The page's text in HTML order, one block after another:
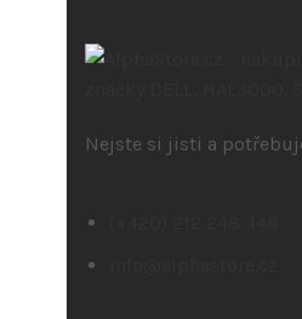
Nejste si jisti a